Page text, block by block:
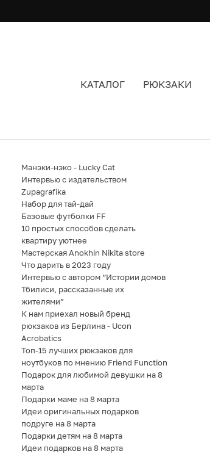
КАТАЛОГ РЮКЗАКИ
Манэки-нэко - Lucky Cat
Интервью с издательством
Zupagrafika
Набор для тай-дай
Базовые футболки FF
10 простых способов сделать
квартиру уютнее
Мастерская Anokhin Nikita store
Что дарить в 2023 году
Интервью с автором “Истории домов
Тбилиси, рассказанные их
жителями”
К нам приехал новый бренд
рюкзаков из Берлина - Ucon
Acrobatics
Топ-15 лучших рюкзаков для
ноутбуков по мнению Friend Function
Подарок для любимой девушки на 8
марта
Подарки маме на 8 марта
Идеи оригинальных подарков
подруге на 8 марта
Подарки детям на 8 марта
Идеи подарков на 8 марта